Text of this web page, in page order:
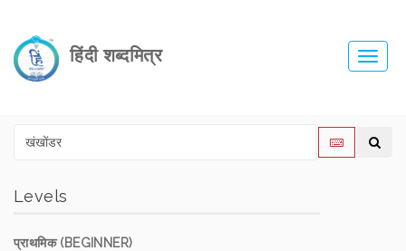
हिंदी शब्दमित्र
Levels
प्राथमिक (BEGINNER)